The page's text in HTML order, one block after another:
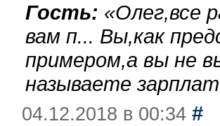
Гость: «Олег,все
вам п... Вы,как
примером,а вы не
называете
04.12.2018 в 00:34 #